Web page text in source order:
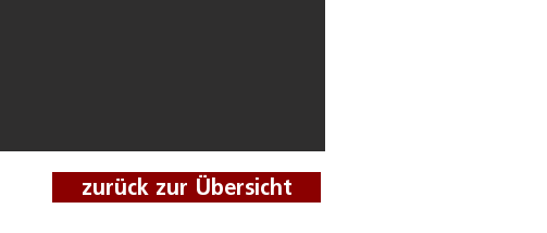
zurück zur Übersicht